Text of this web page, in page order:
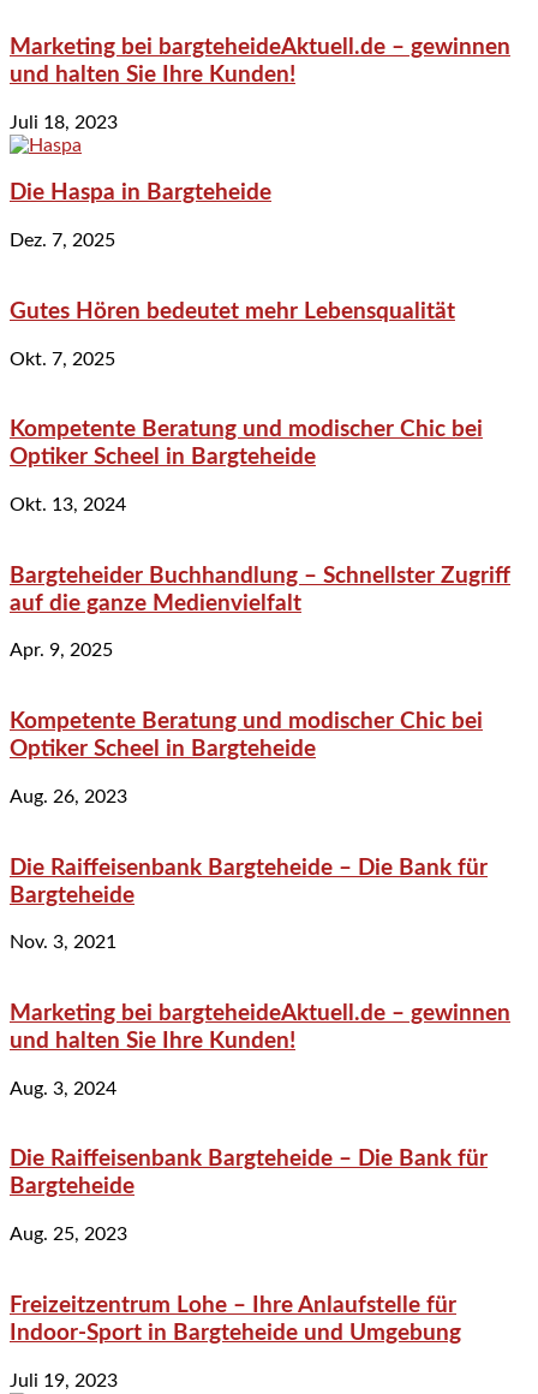
Marketing bei bargteheideAktuell.de – gewinnen
und halten Sie Ihre Kunden!
Juli 18, 2023
Die Haspa in Bargteheide
Dez. 7, 2025
Gutes Hören bedeutet mehr Lebensqualität
Okt. 7, 2025
Kompetente Beratung und modischer Chic bei
Optiker Scheel in Bargteheide
Okt. 13, 2024
Bargteheider Buchhandlung – Schnellster Zugriff
auf die ganze Medienvielfalt
Apr. 9, 2025
Kompetente Beratung und modischer Chic bei
Optiker Scheel in Bargteheide
Aug. 26, 2023
Die Raiffeisenbank Bargteheide – Die Bank für
Bargteheide
Nov. 3, 2021
Marketing bei bargteheideAktuell.de – gewinnen
und halten Sie Ihre Kunden!
Aug. 3, 2024
Die Raiffeisenbank Bargteheide – Die Bank für
Bargteheide
Aug. 25, 2023
Freizeitzentrum Lohe – Ihre Anlaufstelle für
Indoor-Sport in Bargteheide und Umgebung
Juli 19, 2023